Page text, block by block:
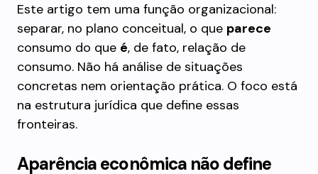
Este artigo tem uma função organizacional:
separar, no plano conceitual, o que parece
consumo do que é, de fato, relação de
consumo. Não há análise de situações
concretas nem orientação prática. O foco está
na estrutura jurídica que define essas
fronteiras.
Aparência econômica não define